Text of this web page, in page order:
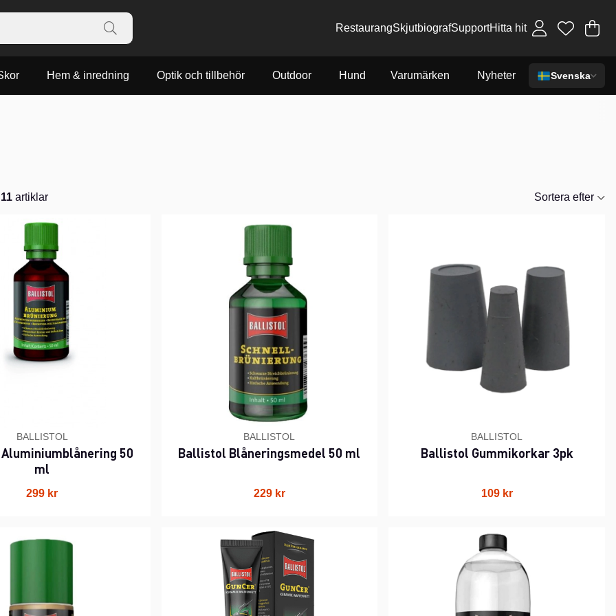
RestaurangSkjutbiografSupportHitta hit .
Hem & inredning Optik och tillbehör Outdoor Hund Varumärken Nyheter Svenska
11 artiklar
Sortera efter
BALLISTOL
50
ml
299 kr
BALLISTOL
Ballistol Blåneringsmedel 50 ml
229 kr
BALLISTOL
Ballistol Gummikorkar 3pk
109 kr